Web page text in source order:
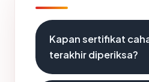
Kapan sertifikat
terakhir diperiksa?